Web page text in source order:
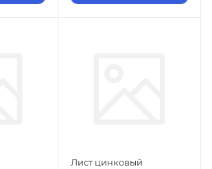
Лист цинковый